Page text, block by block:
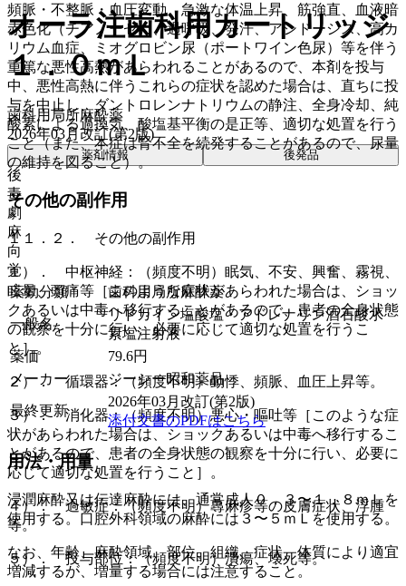
頻脈・不整脈・血圧変動、急激な体温上昇、筋強直、血液暗
赤色化（チアノーゼ）、過呼吸、発汗、アシドーシス、高カ
リウム血症、ミオグロビン尿（ポートワイン色尿）等を伴う
重篤な悪性高熱があらわれることがあるので、本剤を投与
中、悪性高熱に伴うこれらの症状を認めた場合は、直ちに投
与を中止し、ダントロレンナトリウムの静注、全身冷却、純
酸素による過換気、酸塩基平衡の是正等、適切な処置を行う
こと（また、本症は腎不全を続発することがあるので、尿量
の維持を図ること）。
その他の副作用
１１．２． その他の副作用
１）． 中枢神経：（頻度不明）眠気、不安、興奮、霧視、
眩暈、頭痛等［このような症状があらわれた場合は、ショッ
クあるいは中毒へ移行することがあるので、患者の全身状態
の観察を十分に行い、必要に応じて適切な処置を行うこ
と］。
２）． 循環器：（頻度不明）動悸、頻脈、血圧上昇等。
３）． 消化器：（頻度不明）悪心・嘔吐等［このような症
状があらわれた場合は、ショックあるいは中毒へ移行するこ
とがあるので、患者の全身状態の観察を十分に行い、必要に
応じて適切な処置を行うこと］。
４）． 過敏症：（頻度不明）蕁麻疹等の皮膚症状、浮腫
等。
５）． 投与部位：（頻度不明）潰瘍、壊死等。
オーラ注歯科用カートリッジ
１．０ｍＬ
歯科用局所麻酔薬
2026年03月改訂(第2版)
薬剤情報 後発品
後
毒
劇
麻
向
覚
薬効分類
歯科用局所麻酔薬
一般名
リドカイン塩酸塩・アドレナリン酒石酸水
素塩注射液
薬価
79.6円
メーカー
ジーシー昭和薬品
最終更新
2026年03月改訂(第2版)
添付文書のPDFはこちら
用法・用量
浸潤麻酔又は伝達麻酔には、通常成人０．３〜１．８ｍＬを
使用する。口腔外科領域の麻酔には３〜５ｍＬを使用する。
なお、年齢、麻酔領域、部位、組織、症状、体質により適宜
増減するが、増量する場合には注意すること。